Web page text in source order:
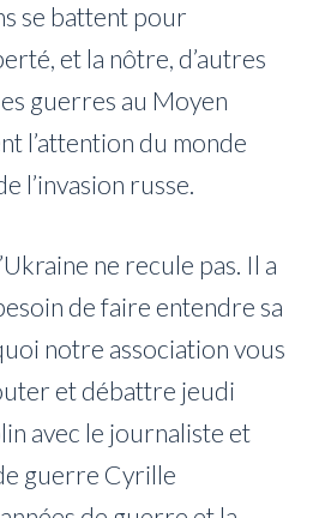
se battent pour
et la nôtre, d’autres
guerres au Moyen
l’attention du monde
l’invasion russe.
ne recule pas. Il a
de faire entendre sa
notre association vous
et débattre jeudi
avec le journaliste et
guerre Cyrille